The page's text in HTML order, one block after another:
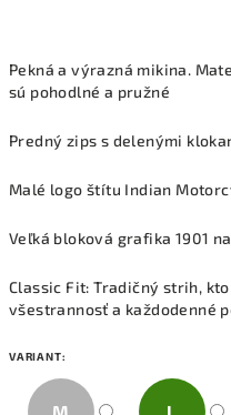
Pekná a výrazná mikina.
sú pohodlné a pružné
Predný zips s delenými
Malé logo štítu Indian
Veľká bloková grafika 1901
Classic Fit: Tradičný strih,
všestrannosť a každodenné
VARIANT: